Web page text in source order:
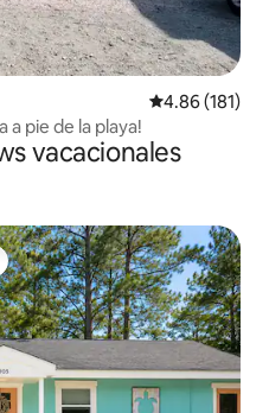
Calificación
4.86 (181)
a pie de la playa!
vacacionales
huéspedes